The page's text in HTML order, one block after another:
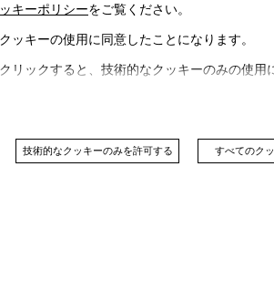
キーポリシーをご覧ください。
ッキーの使用に同意したことになります。
リックすると、技術的なクッキーのみの使用
技術的なクッキーのみを許可する すべてのク